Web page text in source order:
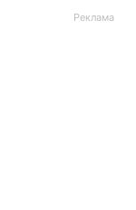
Реклама